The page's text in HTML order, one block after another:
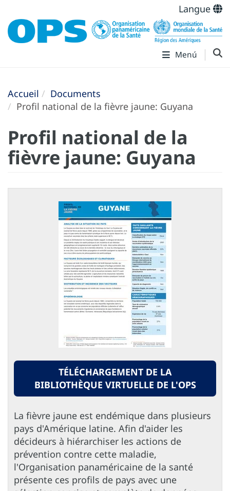
Langue
Menú
Accueil
Documents
Profil national de la fièvre jaune: Guyana
Profil national de la
fièvre jaune: Guyana
TÉLÉCHARGEMENT DE LA
BIBLIOTHÈQUE VIRTUELLE DE L'OPS
La fièvre jaune est endémique dans plusieurs
pays d'Amérique latine. Afin d'aider les
décideurs à hiérarchiser les actions de
prévention contre cette maladie,
l'Organisation panaméricaine de la santé
présente ces profils de pays avec une